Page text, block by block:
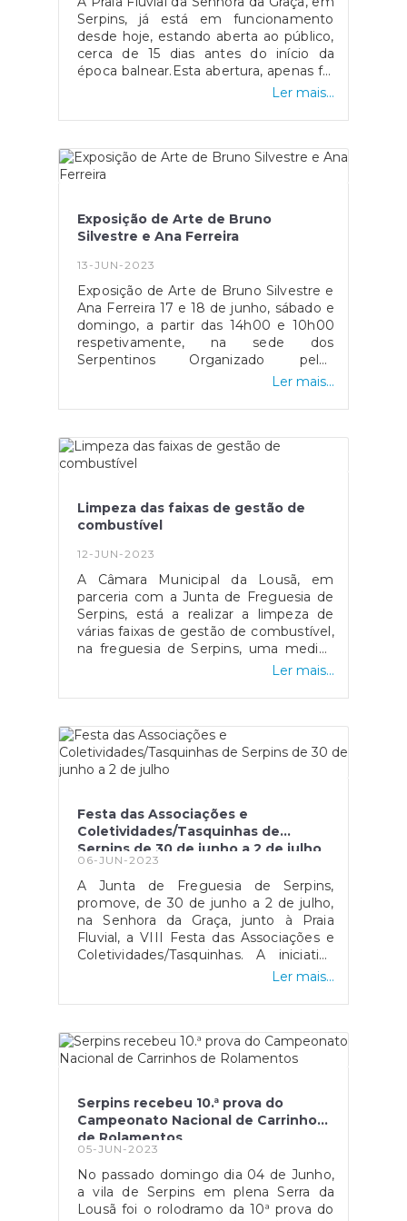
Serpins, já está em funcionamento
desde hoje, estando aberta ao público,
cerca de 15 dias antes do início da
época balnear.Esta abertura, apenas foi
possível graças ao esforço conjunto
e a Câmara Municipal da Lousã, em
tudo fizeram para prestar o melhor
serviço em prol de todos os que
que a Praia Fluvial da Senhora da Graça,
está aberta, mas até 30 de junho
estará sinalizada como “não vigiada”.
De 1 de julho a 31 de agosto, ou seja,
da Lei, até lá apelamos que tenham
cuidados redobrados e venham visitar
e desfrutar deste local
Ler mais...
Exposição de Arte de Bruno
Silvestre e Ana Ferreira
13-JUN-2023
Exposição de Arte de Bruno Silvestre e
Ana Ferreira 17 e 18 de junho, sábado e
domingo, a partir das 14h00 e 10h00
respetivamente, na sede dos
Serpentinos Organizado pelos
Serpentinos com o apoio da Junta de
#serpinsumajanelaabertaparaomundo
Ler mais...
Limpeza das faixas de gestão de
combustível
12-JUN-2023
A Câmara Municipal da Lousã, em
parceria com a Junta de Freguesia de
Serpins, está a realizar a limpeza de
várias faixas de gestão de combustível,
na freguesia de Serpins, uma medida
essencial para a prevenção de
iniciativa está a ser ampliada para
com o objetivo de garantir a segurança
dos moradores e do património natural
da região. A limpeza das faixas de
remoção da vegetação e de outros
materiais inflamáveis que possam
servir como combustível para um
possível incêndio, criando assim uma
fundamental para minimizar os riscos
de incêndios florestais e preservar a
biodiversidade
local.#serpinsumajanelaabertaparaomundo
Ler mais...
Festa das Associações e
Coletividades/Tasquinhas de
Serpins de 30 de junho a 2 de julho
06-JUN-2023
A Junta de Freguesia de Serpins,
promove, de 30 de junho a 2 de julho,
na Senhora da Graça, junto à Praia
Fluvial, a VIII Festa das Associações e
Coletividades/Tasquinhas. A iniciativa
conta com a parceria das associações
O evento inclui, no dia 30 de junho, a
horas, seguida de jantar. Para a noite
está reservada a atuação da Banda
seguinte, 1 de julho, às 11h00 inicia o 1º
“Serpinando Motofest”, passeio aberto
a todo o tipo de motos e scooters, mas
sujeito a inscrição. Pelas 19h00 decorre
21h00 seguem-se as Marchas
Populares. A noite continua com a
performance da Banda Sense e Dj Telo.
Ler mais...
Serpins recebeu 10.ª prova do
Campeonato Nacional de Carrinhos
de Rolamentos
05-JUN-2023
No passado domingo dia 04 de Junho,
a vila de Serpins em plena Serra da
Lousã foi o rolodramo da 10ª prova do